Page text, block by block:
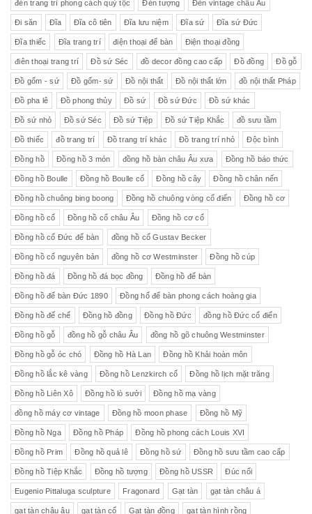
đèn trang trí phong cách quý tộc Đèn tượng Đèn vintage châu Âu
Đi săn Đĩa Đĩa cô tiên Đĩa lưu niệm Đĩa sứ Đĩa sứ Đức
Đĩa thiếc Đĩa trang trí điện thoại để bàn Điện thoại đồng
điên thoại trang trí Đồ sứ Séc đồ decor đồng cao cấp Đồ đồng Đồ gỗ
Đồ gốm - sứ Đồ gốm- sứ Đồ nội thất Đồ nội thất lớn đồ nội thất Pháp
Đồ pha lê Đồ phong thủy Đồ sứ Đồ sứ Đức Đồ sứ khác
Đồ sứ nhỏ Đồ sứ Séc Đồ sứ Tiệp Đồ sứ Tiệp Khắc đồ sưu tầm
Đồ thiếc đồ trang trí Đồ trang trí khác Đồ trang trí nhỏ Độc bình
Đồng hồ Đồng hồ 3 món đồng hồ bàn châu Âu xưa Đồng hồ báo thức
Đồng hồ Boulle Đồng hồ Boulle cổ Đồng hồ cây Đồng hồ chân nến
Đồng hồ chuông bing boong Đồng hồ chuông vòng cổ điển Đồng hồ cơ
Đồng hồ cổ Đồng hồ cổ châu Âu Đồng hồ cơ cổ
Đồng hồ cổ Đức để bàn đồng hồ cổ Gustav Becker
Đồng hồ cổ nguyên bản đồng hồ cơ Westminster Đồng hồ cúp
Đồng hồ đá Đồng hồ đá bọc đồng Đồng hồ để bàn
Đồng hồ để bàn Đức 1890 Đồng hổ để bàn phong cách hoàng gia
Đồng hồ đế chế Đồng hồ đồng Đồng hồ Đức đồng hồ Đức cổ điển
Đồng hồ gỗ đồng hồ gỗ châu Âu đồng hồ gõ chuông Westminster
Đồng hồ gỗ óc chó Đồng hồ Hà Lan Đồng hồ Khải hoàn môn
Đồng hồ lắc kê vàng Đồng hồ Lenzkirch cổ Đồng hồ lịch mặt trăng
Đồng hồ Liên Xô Đồng hồ lò sưởi Đồng hồ mạ vàng
đồng hồ máy cơ vintage Đồng hồ moon phase Đồng hồ Mỹ
Đồng hồ Nga Đồng hồ Pháp Đồng hồ phong cách Louis XVI
Đồng hồ Prim Đồng hồ quả lê Đồng hồ sứ Đồng hồ sưu tầm cao cấp
Đồng hồ Tiệp Khắc Đồng hồ tượng Đồng hồ USSR Đúc nổi
Eugenio Pittaluga sculpture Fragonard Gạt tàn gạt tàn châu á
gạt tàn châu âu gạt tàn cổ Gạt tàn đồng gạt tàn hình rồng